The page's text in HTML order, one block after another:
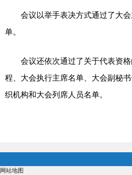
会议以举手表决方式通过了大会
单。
会议还依次通过了关于代表资格
程、大会执行主席名单、大会副秘
织机构和大会列席人员名单。
网站地图